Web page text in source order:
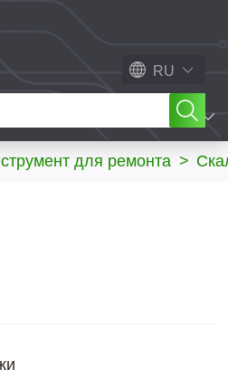
RU
МЕНЮ
для ремонта >